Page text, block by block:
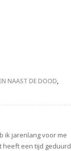
NAAST DE DOOD,
ik jarenlang voor me
heeft een tijd geduurd